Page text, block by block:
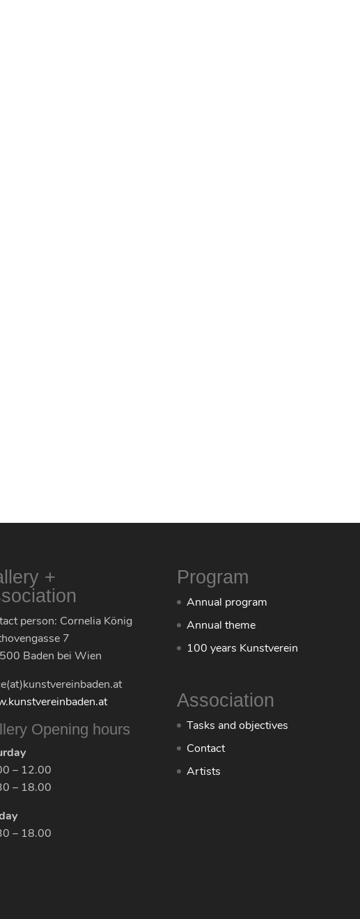
+
person: Cornelia König
7
Baden bei Wien
Opening hours
– 12.00
– 18.00
– 18.00
Program
Annual program
Annual theme
100 years Kunstverein
Association
Tasks and objectives
Contact
Artists